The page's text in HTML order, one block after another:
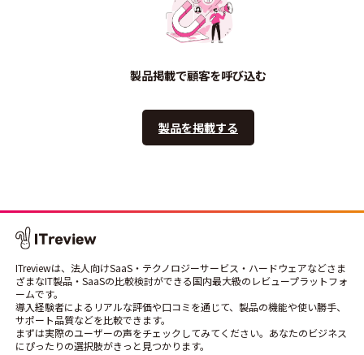
製品掲載で顧客を呼び込む
製品を掲載する
ITreviewは、法人向けSaaS・テクノロジーサービス・ハードウェアなどさま
ざまなIT製品・SaaSの比較検討ができる国内最大級のレビュープラットフォ
ームです。
導入経験者によるリアルな評価や口コミを通じて、製品の機能や使い勝手、
サポート品質などを比較できます。
まずは実際のユーザーの声をチェックしてみてください。あなたのビジネス
にぴったりの選択肢がきっと見つかります。